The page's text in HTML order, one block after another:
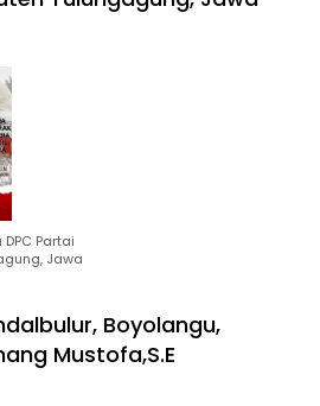
Partai
Jawa
Boyolangu,
Mustofa,S.E